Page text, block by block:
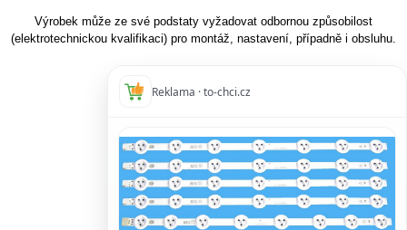
Výrobek může ze své podstaty vyžadovat odbornou způsobilost
(elektrotechnickou kvalifikaci) pro montáž, nastavení, případně i obsluhu.
Reklama · to-chci.cz